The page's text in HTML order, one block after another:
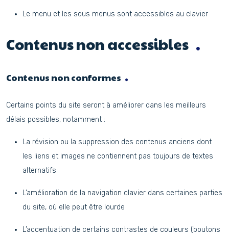
Le menu et les sous menus sont accessibles au clavier
Contenus non accessibles
Contenus non conformes
Certains points du site seront à améliorer dans les meilleurs
délais possibles, notamment :
La révision ou la suppression des contenus anciens dont
les liens et images ne contiennent pas toujours de textes
alternatifs
L’amélioration de la navigation clavier dans certaines parties
du site, où elle peut être lourde
L’accentuation de certains contrastes de couleurs (boutons